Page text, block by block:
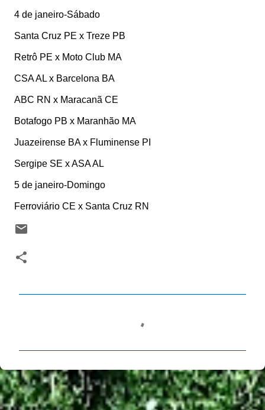
4 de janeiro-Sábado
Santa Cruz PE x Treze PB
Retrô PE x Moto Club MA
CSA AL x Barcelona BA
ABC RN x Maracanã CE
Botafogo PB x Maranhão MA
Juazeirense BA x Fluminense PI
Sergipe SE x ASA AL
5 de janeiro-Domingo
Ferroviário CE x Santa Cruz RN
n
t